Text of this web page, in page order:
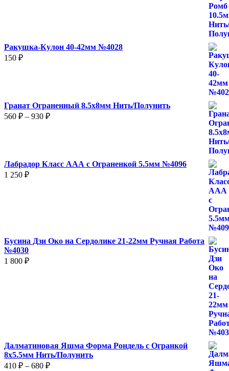
Ракушка-Кулон 40-42мм №4028
150 ₽
Гранат Ограненный 8.5х8мм Нить/Полунить
560 ₽ – 930 ₽Диапазон
Лабрадор Класс ААА с Ограненкой 5.5мм №4096
1 250 ₽
Бусина Дзи Око на Сердолике 21-22мм Ручная Работа
№4030
1 800 ₽
Далматиновая Яшма Форма Рондель с Огранкой
8х5.5мм Нить/Полунить
410 ₽ – 680 ₽Диапазон